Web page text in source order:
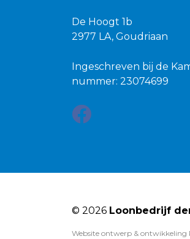
De Hoogt 1b
2977 LA, Goudriaan
Ingeschreven bij de
nummer: 23074699
© 2026 Loonbedrijf
Website ontwerp & ontwikkeling